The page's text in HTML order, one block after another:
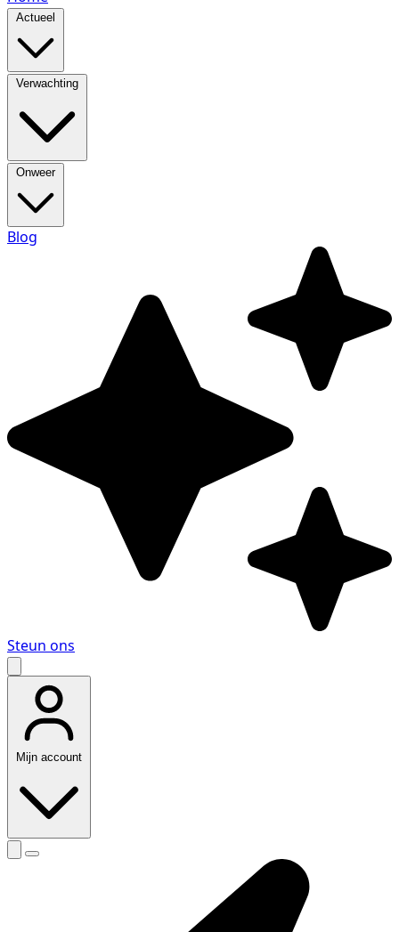
Actueel
Verwachting
Onweer
Blog
Steun ons
Mijn account